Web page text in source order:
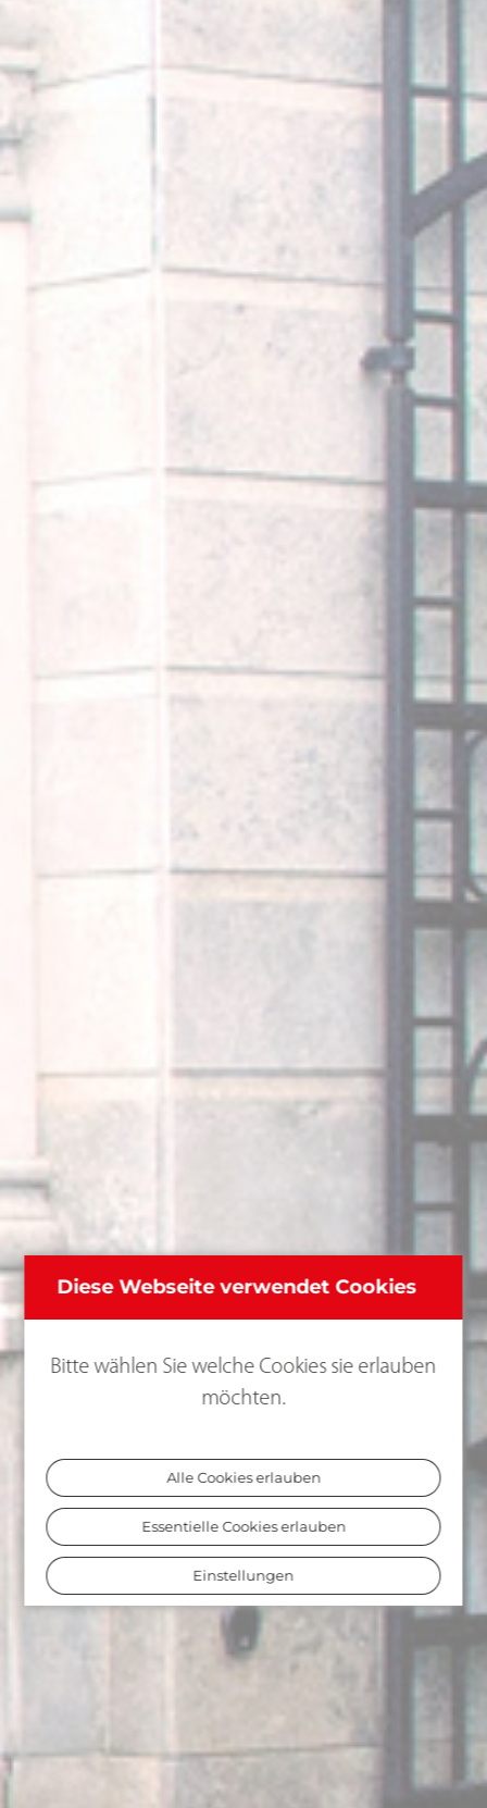
Diese Webseite verwendet Cookies
Bitte wählen Sie welche Cookies sie erlauben
möchten.
Alle Cookies erlauben
Essentielle Cookies erlauben
Einstellungen